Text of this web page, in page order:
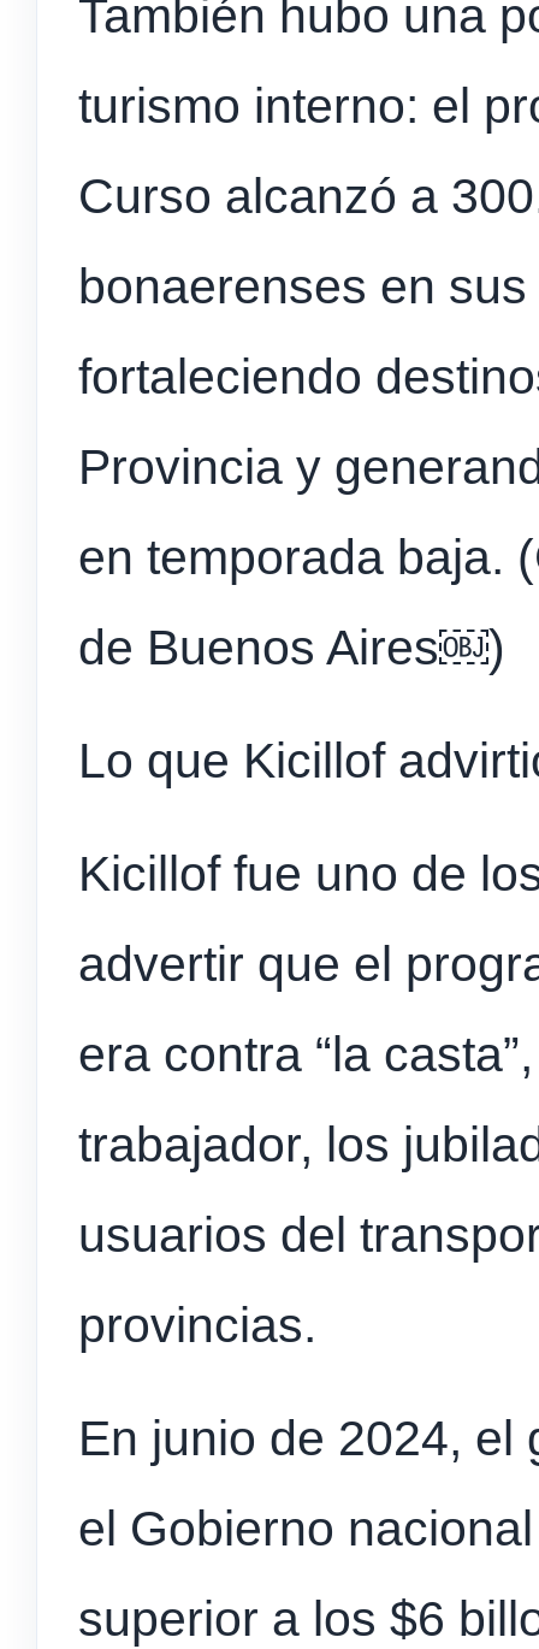
También hubo una
turismo interno: el
Curso alcanzó a
bonaerenses en
fortaleciendo
Provincia y
en temporada baja.
de Buenos Aires⁠￼)
Lo que Kicillof
Kicillof fue uno de
advertir que el
era contra “la
trabajador, los
usuarios del
provincias.
En junio de 2024, el
el Gobierno
superior a los $6